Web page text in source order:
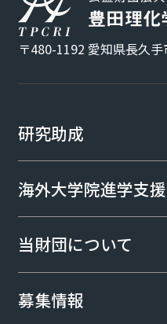
〒480-1192 愛知県長久
研究助成
海外大学院進学支援
当財団について
募集情報